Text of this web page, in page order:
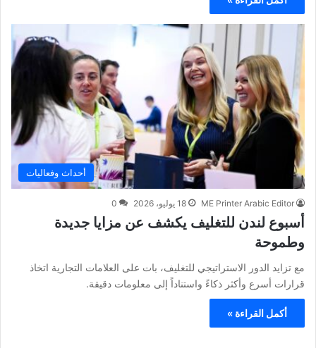
أحداث وفعاليات
ME Printer Arabic Editor 18 يوليو، 2026 0
أسبوع لندن للتغليف يكشف عن مزايا جديدة
وطموحة
مع تزايد الدور الاستراتيجي للتغليف، بات على العلامات التجارية اتخاذ
قرارات أسرع وأكثر ذكاءً واستناداً إلى معلومات دقيقة.
أكمل القراءة »